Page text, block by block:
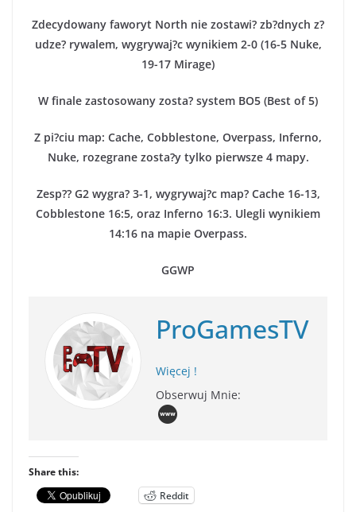
Zdecydowany faworyt North nie zostawi? zb?dnych z?
udze? rywalem, wygrywaj?c wynikiem 2-0 (16-5 Nuke,
19-17 Mirage)
W finale zastosowany zosta? system BO5 (Best of 5)
Z pi?ciu map: Cache, Cobblestone, Overpass, Inferno,
Nuke, rozegrane zosta?y tylko pierwsze 4 mapy.
Zesp?? G2 wygra? 3-1, wygrywaj?c map? Cache 16-13,
Cobblestone 16:5, oraz Inferno 16:3. Ulegli wynikiem
14:16 na mapie Overpass.
GGWP
ProGamesTV
Więcej !
Obserwuj Mnie:
Share this:
Reddit